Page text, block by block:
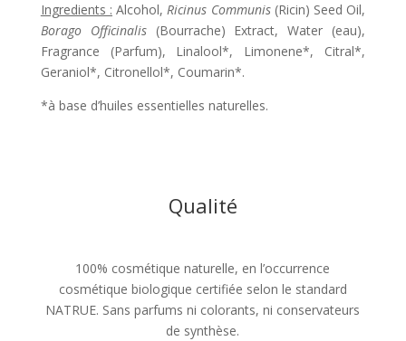
Ingredients : Alcohol,Ricinus Communis(Ricin) Seed Oil,
Borago Officinalis(Bourrache) Extract, Water (eau),
Fragrance (Parfum), Linalool*, Limonene*, Citral*,
Geraniol*, Citronellol*, Coumarin*.
*à base d’huiles essentielles naturelles.
Qualité
100% cosmétique naturelle, en l’occurrence
cosmétique biologique certifiée selon le standard
NATRUE. Sans parfums ni colorants, ni conservateurs
de synthèse.